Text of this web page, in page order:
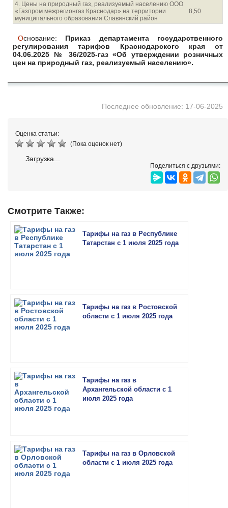
4. Цены на природный газ, реализуемый населению ООО
«Газпром межрегионгаз Краснодар» на территории
муниципального образования Славянский район
8,50
Основание: Приказ департамента государственного
регулирования тарифов Краснодарского края от
04.06.2025 № 36/2025-газ «Об утверждении розничных
цен на природный газ, реализуемый населению».
Последнее обновление: 17-06-2025
Оценка статьи:
(Пока оценок нет)
Загрузка...
Поделиться с друзьями:
Смотрите Также:
Тарифы на газ в Республике
Татарстан с 1 июля 2025 года
Тарифы на газ в Ростовской
области с 1 июля 2025 года
Тарифы на газ в
Архангельской области с 1
июля 2025 года
Тарифы на газ в Орловской
области с 1 июля 2025 года